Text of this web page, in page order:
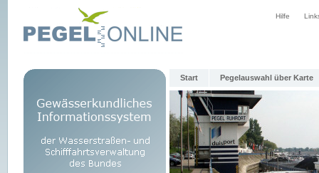
Hilfe
Start Pegelauswahl über Karte